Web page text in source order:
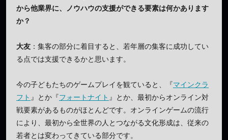
から他業界に、ノウハウの支援ができる要素は何かあります
か？
大友 ：集客の部分に着目すると、若年層の集客に成功してい
る点では支援できるかと思います。
今の子どもたちのゲームプレイを観ていると、『マインクラ
フト 』とか『フォートナイト 』とか、最初からオンライン対
戦要素があるものがほとんどです。オンラインゲームの流行
により、最初から全世界の人とつながる文化形成は、従来の
若者とは変わってきている部分です。